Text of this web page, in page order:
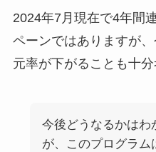
2024年7月現在で4年間
ペーンではありますが
元率が下がることも十分
今後どうなるかはわ
が、このプログラム